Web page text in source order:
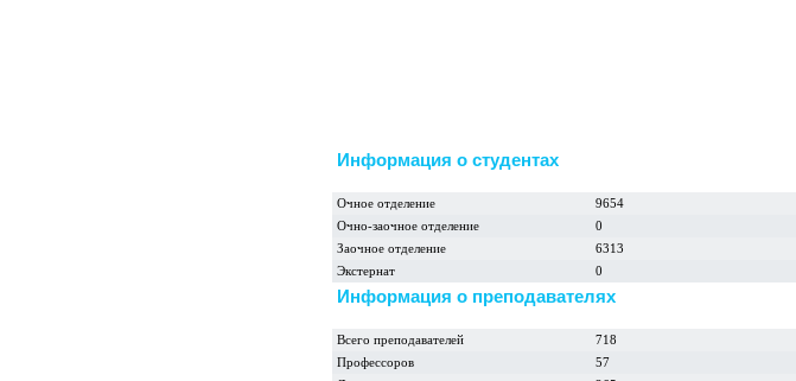
Информация о студентах
Очное отделение
9654
Очно-заочное отделение
0
Заочное отделение
6313
Экстернат
0
Информация о преподавателях
Всего преподавателей
718
Профессоров
57